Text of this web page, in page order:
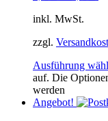
inkl. MwSt.
zzgl.
Ausführung
auf. Die
werden
Angebot!